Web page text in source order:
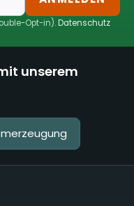
Opt-in).Datenschutz
unserem